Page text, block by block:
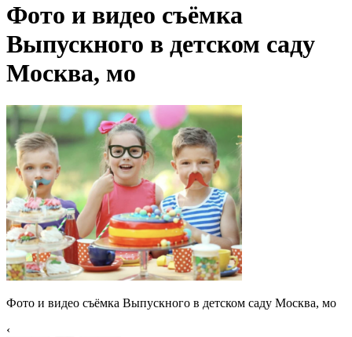
Фото и видео съёмка
Выпускного в детском саду
Москва, мо
Фото и видео съёмка Выпускного в детском саду Москва, мо
‹